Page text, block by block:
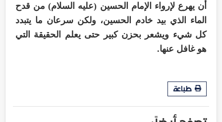
أن يهرع لإرواء الإمام الحسين (عليه السلام) من قدح
الماء الذي بيد خادم الحسين، ولكن سرعان ما يتبدد
كل شيء ويشعر بحزن كبير حتى يعلم الحقيقة التي
هو غافل عنها.
طباعة